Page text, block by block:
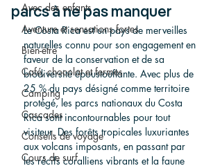
Avec des enfants
Aventure et sensations fortes
Bien-être
Café, chocolat et fermes
Camping
Cascades
Conseils de voyage
Cours de surf
parcs à ne pas manquer
Le Costa Rica est un pays de merveilles
naturelles connu pour son engagement en
faveur de la conservation et de sa
biodiversité époustouflante. Avec plus de
25 % du pays désigné comme territoire
protégé, les parcs nationaux du Costa
Rica sont incontournables pour tout
visiteur. Des forêts tropicales luxuriantes
aux volcans imposants, en passant par
les récifs coralliens vibrants et la faune